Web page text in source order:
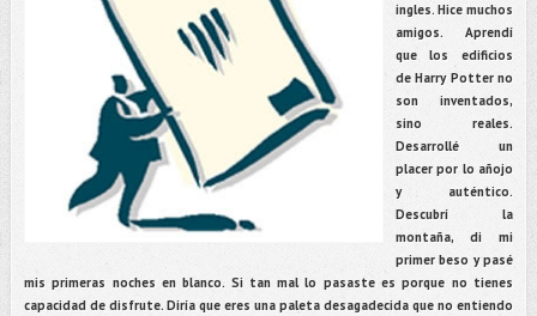
ingles. Hice muchos
amigos. Aprendí
que los edificios
de Harry Potter no
son inventados,
sino reales.
Desarrollé un
placer por lo añojo
y auténtico.
Descubrí la
montaña, di mi
primer beso y pasé
mis primeras noches en blanco. Si tan mal lo pasaste es porque no tienes
capacidad de disfrute. Diría que eres una paleta desagadecida que no entiendo